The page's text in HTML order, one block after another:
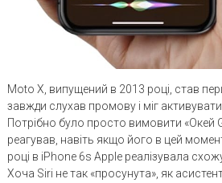
Moto X, випущений в 2013 році, став
завжди слухав промову і міг
Потрібно було просто вимовити «Окей
реагував, навіть якщо його в цей
році в iPhone 6s Apple реалізувала
Хоча Siri не так «просунута», як